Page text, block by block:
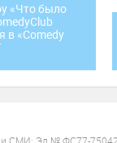
«Что было
в «Comedy